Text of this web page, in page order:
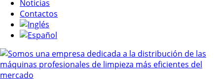
Noticias
Contactos